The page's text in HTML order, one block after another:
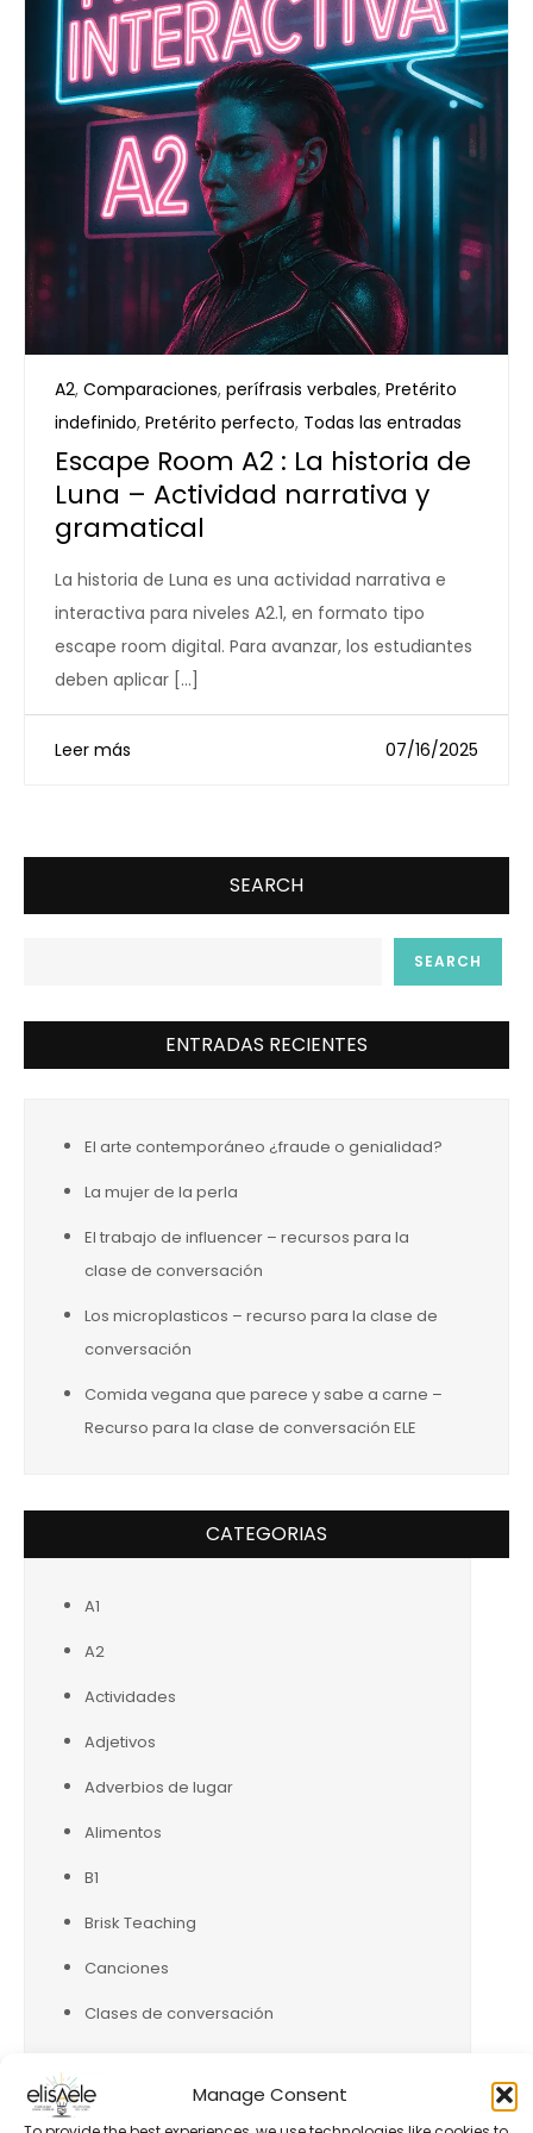
Manage Consent
A2, Comparaciones, perífrasis verbales, Pretérito
indefinido, Pretérito perfecto, Todas las entradas
Escape Room A2 : La historia de
Luna – Actividad narrativa y
gramatical
La historia de Luna es una actividad narrativa e
interactiva para niveles A2.1, en formato tipo
escape room digital. Para avanzar, los estudiantes
deben aplicar […]
Leer más 07/16/2025
SEARCH
SEARCH
ENTRADAS RECIENTES
El arte contemporáneo ¿fraude o genialidad?
La mujer de la perla
El trabajo de influencer – recursos para la
clase de conversación
Los microplasticos – recurso para la clase de
conversación
Comida vegana que parece y sabe a carne –
Recurso para la clase de conversación ELE
CATEGORIAS
A1
A2
Actividades
Adjetivos
Adverbios de lugar
Alimentos
B1
Brisk Teaching
Canciones
Clases de conversación
Conjugación verbos presente (indicativo)